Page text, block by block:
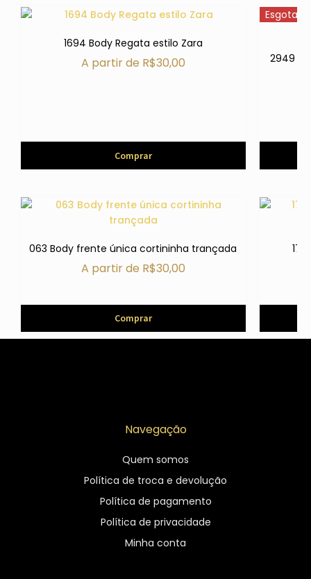
1694 Body Regata estilo Zara
A partir de R$30,00
Comprar
Esgotado
2949
063 Body frente única cortininha trançada
A partir de R$30,00
Comprar
Navegação
Quem somos
Política de troca e devolução
Política de pagamento
Política de privacidade
Minha conta